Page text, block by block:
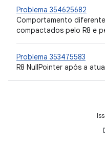
Problema 354625682
Comportamento
compactados pelo R8 e
Problema 353475583
R8 NullPointer após a